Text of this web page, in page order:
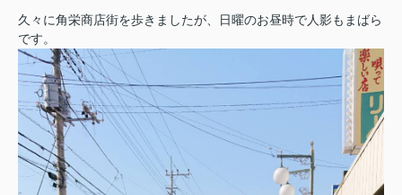
久々に角栄商店街を歩きましたが、日曜のお昼時で人影もまばら
です。